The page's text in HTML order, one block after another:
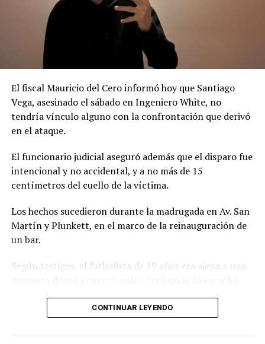
El fiscal Mauricio del Cero informó hoy que Santiago
Vega, asesinado el sábado en Ingeniero White, no
tendría vínculo alguno con la confrontación que derivó
en el ataque.
El funcionario judicial aseguró además que el disparo fue
intencional y no accidental, y a no más de 15
centímetros del cuello de la víctima.
Los hechos sucedieron durante la madrugada en Av. San
Martín y Plunkett, en el marco de la reinauguración de
un bar.
Según testigos, el futbolista de 19 años era ajeno a una
Desde el local,y a través de un comunicado, aseguraron
que en el interior no hubo ningún incidente.
CONTINUAR LEYENDO